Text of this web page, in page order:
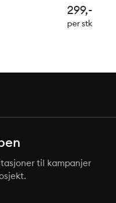
et
i
naturlig og
299,-
per stk
til kampanjer